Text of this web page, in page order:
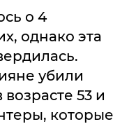
о 4
однако эта
убили
53 и
которые